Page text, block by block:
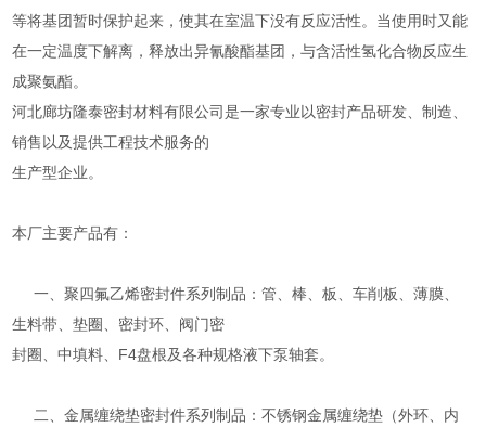
等将基团暂时保护起来，使其在室温下没有反应活性。当使用时又能
在一定温度下解离，释放出异氰酸酯基团，与含活性氢化合物反应生
成聚氨酯。
河北廊坊隆泰密封材料有限公司是一家专业以密封产品研发、制造、
销售以及提供工程技术服务的
生产型企业。
本厂主要产品有：
一、聚四氟乙烯密封件系列制品：管、棒、板、车削板、薄膜、
生料带、垫圈、密封环、阀门密
封圈、中填料、F4盘根及各种规格液下泵轴套。
二、金属缠绕垫密封件系列制品：不锈钢金属缠绕垫（外环、内